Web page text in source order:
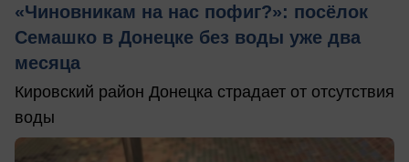
«Чиновникам на нас пофиг?»: посёлок
Семашко в Донецке без воды уже два
месяца
Кировский район Донецка страдает от отсутствия
воды